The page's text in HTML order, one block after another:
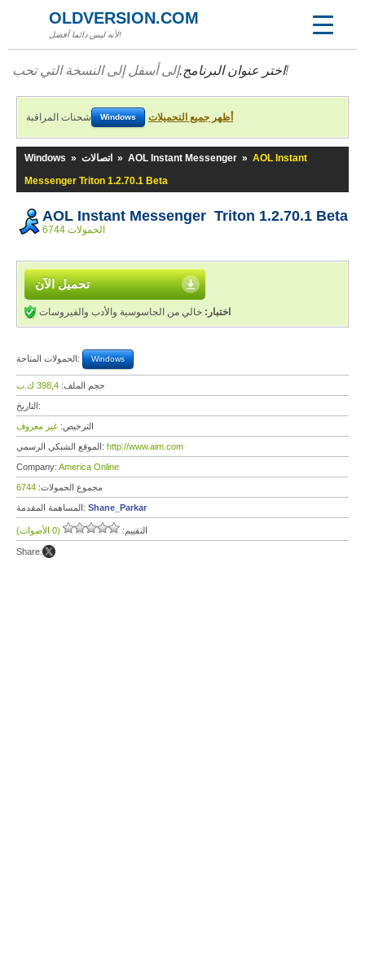
OLDVERSION.COM
لأنه ليس دائما أفضل!
اختر عنوان البرنامج.إلى أسفل إلى النسخة التي تحب!
شحنات المراقبة Windows أظهر جميع التحميلات
Windows » اتصالات » AOL Instant Messenger » AOL Instant
Messenger Triton 1.2.70.1 Beta
AOL Instant Messenger Triton 1.2.70.1 Beta
6744 الحمولات
تحميل الآن
اختبار: خالي من الجاسوسية والأدب والفيروسات
الحمولات المتاحة: Windows
حجم الملف: 398,4 ك.ب
التاريخ:
الترخيص: غير معروف
الموقع الشبكي الرسمي: http://www.aim.com
Company: America Online
مجموع الحمولات: 6744
المساهمة المقدمة: Shane_Parkar
التقييم: (0 الأصوات)
Share: